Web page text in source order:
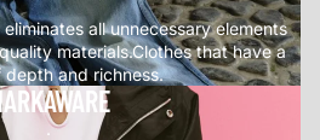
all unnecessary elements
materials.Clothes that have a
depth and richness.
.